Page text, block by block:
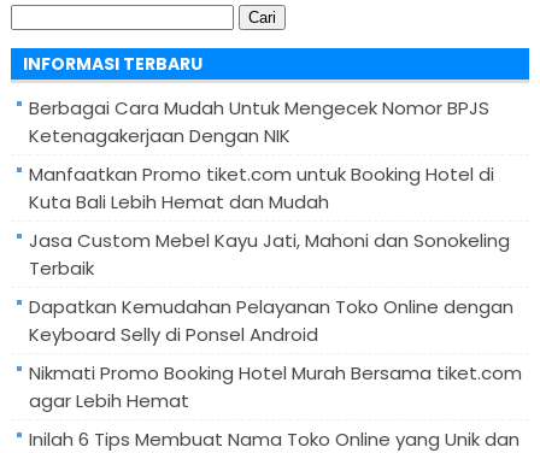
Cari
untuk:
INFORMASI TERBARU
Berbagai Cara Mudah Untuk Mengecek Nomor BPJS
Ketenagakerjaan Dengan NIK
Manfaatkan Promo tiket.com untuk Booking Hotel di
Kuta Bali Lebih Hemat dan Mudah
Jasa Custom Mebel Kayu Jati, Mahoni dan Sonokeling
Terbaik
Dapatkan Kemudahan Pelayanan Toko Online dengan
Keyboard Selly di Ponsel Android
Nikmati Promo Booking Hotel Murah Bersama tiket.com
agar Lebih Hemat
Inilah 6 Tips Membuat Nama Toko Online yang Unik dan